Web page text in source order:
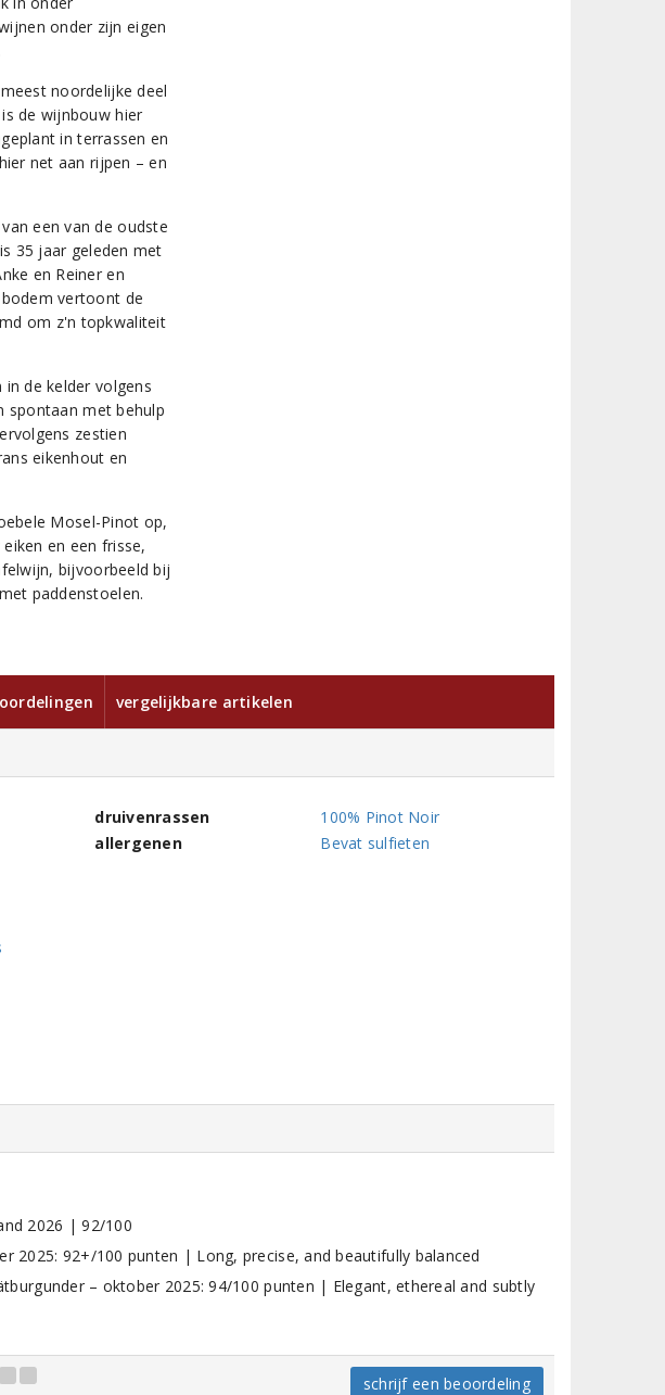
onder zijn eigen
noordelijke deel
de wijnbouw hier
in terrassen en
net aan rijpen – en
een van de oudste
35 jaar geleden met
en Reiner en
vertoont de
om z'n topkwaliteit
de kelder volgens
spontaan met behulp
zestien
eikenhout en
Mosel-Pinot op,
en een frisse,
bijvoorbeeld bij
paddenstoelen.
vergelijkbare artikelen
druivenrassen
100% Pinot Noir
allergenen
Bevat sulfieten
2026 | 92/100
2025: 92+/100 punten | Long, precise, and beautifully balanced
– oktober 2025: 94/100 punten | Elegant, ethereal and subtly
schrijf een beoordeling